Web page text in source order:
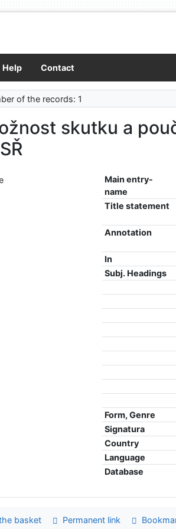
Help Contact
of the records: 1
skutku a
Main entry-
name
Title statement
Annotation
In
Subj. Headings
Form, Genre
Signatura
Country
Language
Database
basket Permanent link